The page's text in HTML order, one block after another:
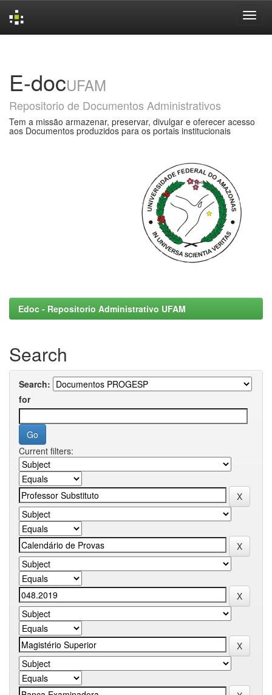
E-docUFAM
Repositorio de Documentos Administrativos
Tem a missão armazenar, preservar, divulgar e oferecer acesso
aos Documentos produzidos para os portais institucionais
Edoc - Repositorio Administrativo UFAM
Search
Search:
for
Current filters: